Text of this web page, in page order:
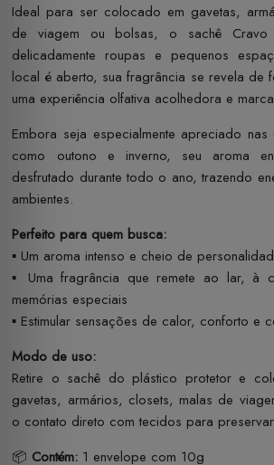
Ideal para ser colocado em gavetas,
de viagem ou bolsas, o sachê Cravo
delicadamente roupas e pequenos
local é aberto, sua fragrância se revela de
uma experiência olfativa acolhedora e
Embora seja especialmente apreciado
como outono e inverno, seu aroma
desfrutado durante todo o ano, trazendo
ambientes.
Perfeito para quem busca:
▪️ Um aroma intenso e cheio de
▪️ Uma fragrância que remete ao lar, à
memórias especiais
▪️ Estimular sensações de calor, conforto e
Modo de uso:
Retire o sachê do plástico protetor e
gavetas, armários, closets, malas de
o contato direto com tecidos para
📦 Contém: 1 envelope com 10g